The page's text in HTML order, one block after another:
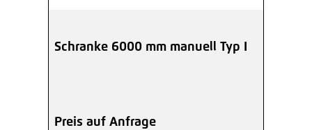
Schranke 6000 mm manuell Typ I
Preis auf Anfrage